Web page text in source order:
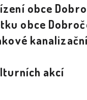
obce
obce
akcí